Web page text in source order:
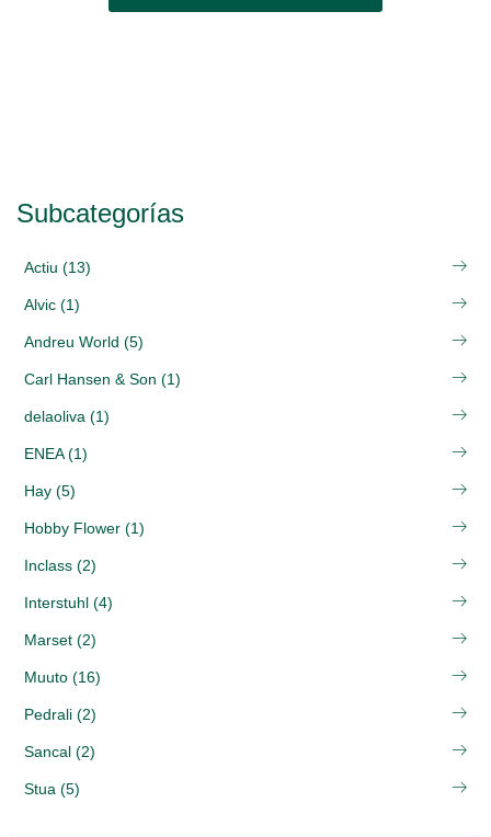
Subcategorías
Actiu (13)
Alvic (1)
Andreu World (5)
Carl Hansen & Son (1)
delaoliva (1)
ENEA (1)
Hay (5)
Hobby Flower (1)
Inclass (2)
Interstuhl (4)
Marset (2)
Muuto (16)
Pedrali (2)
Sancal (2)
Stua (5)